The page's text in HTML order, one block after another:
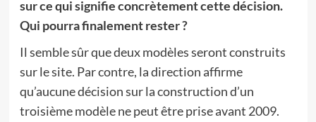
sur ce qui signifie concrètement cette décision.
Qui pourra finalement rester ?
Il semble sûr que deux modèles seront construits
sur le site. Par contre, la direction affirme
qu’aucune décision sur la construction d’un
troisième modèle ne peut être prise avant 2009.